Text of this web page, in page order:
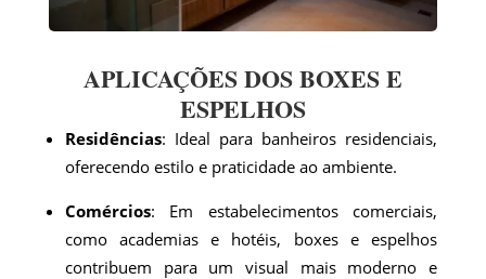
APLICAÇÕES DOS BOXES E
ESPELHOS
Residências: Ideal para banheiros residenciais,
oferecendo estilo e praticidade ao ambiente.
Comércios: Em estabelecimentos comerciais,
como academias e hotéis, boxes e espelhos
contribuem para um visual mais moderno e